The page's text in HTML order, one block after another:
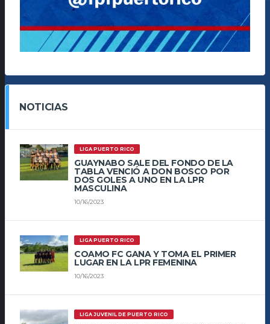
NOTICIAS
LIGA PUERTO RICO
GUAYNABO SALE DEL FONDO DE LA
TABLA VENCIÓ A DON BOSCO POR
DOS GOLES A UNO EN LA LPR
MASCULINA
10/16/2023
LIGA PUERTO RICO
COAMO FC GANA Y TOMA EL PRIMER
LUGAR EN LA LPR FEMENINA
10/16/2023
LIGA JUVENIL DE PUERTO RICO